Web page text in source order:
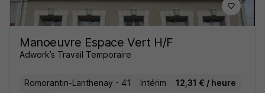
Manoeuvre Espace Vert H/F
Adwork’s Travail Temporaire
Romorantin-Lanthenay - 41 Intérim
12,31 € / heure